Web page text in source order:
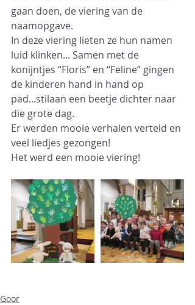
gaan doen, de viering van de
naamopgave.
In deze viering lieten ze hun namen
luid klinken... Samen met de
konijntjes “Floris” en “Feline” gingen
de kinderen hand in hand op
pad...stilaan een beetje dichter naar
die grote dag.
Er werden mooie verhalen verteld en
veel liedjes gezongen!
Het werd een mooie viering!
Goor